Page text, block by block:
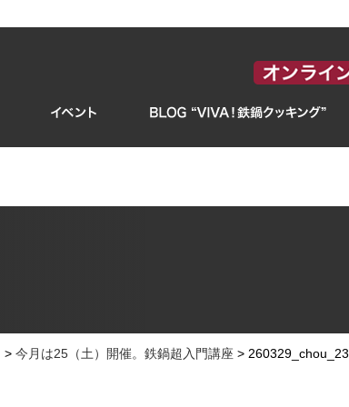
> 今月は25（土）開催。鉄鍋超入門講座 > 260329_chou_23